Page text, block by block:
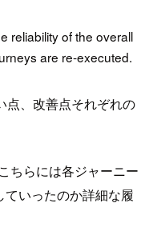
reliability of the overall
are re-executed.
点、改善点それぞれの
ちらには各ジャーニー
いったのか詳細な履